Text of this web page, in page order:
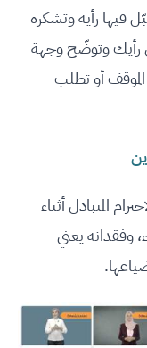
فيها رأيه وتشكره
رأيك وتوضّح وجهة
أو تطلب
المتبادل أثناء
وفقدانه يعني